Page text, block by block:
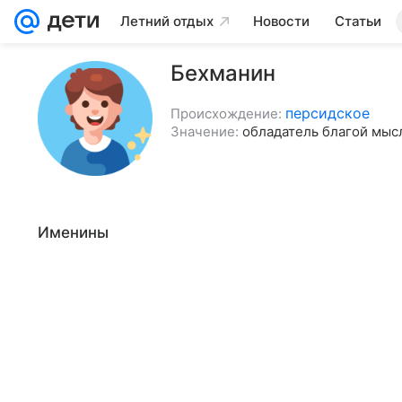
Летний отдых Новости Статьи
Бехманин
Происхождение: персидское
Значение: обладатель благой
Именины